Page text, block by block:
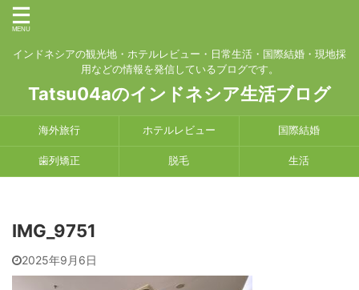
インドネシアの観光地・ホテルレビュー・日常生活・国際結婚・現地採
用などの情報を発信しているブログです。
Tatsu04aのインドネシア生活ブログ
海外旅行 ホテルレビュー 国際結婚
歯列矯正 脱毛 生活
IMG_9751
2025年9月6日